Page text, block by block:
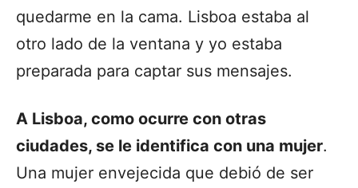
quedarme en la cama. Lisboa estaba al
otro lado de la ventana y yo estaba
preparada para captar sus mensajes.
A Lisboa, como ocurre con otras
ciudades, se le identifica con una mujer.
Una mujer envejecida que debió de ser